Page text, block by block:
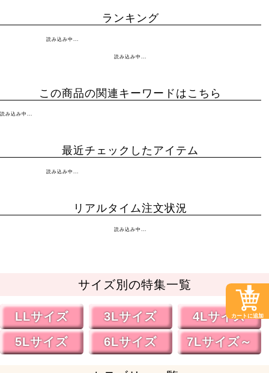
ランキング
読み込み中...
読み込み中...
この商品の関連キーワードはこちら
読み込み中...
最近チェックしたアイテム
読み込み中...
リアルタイム注文状況
読み込み中...
サイズ別の特集一覧
LLサイズ 3Lサイズ
4Lサイズ
5Lサイズ
6Lサイズ 7Lサイズ～
カートに追加